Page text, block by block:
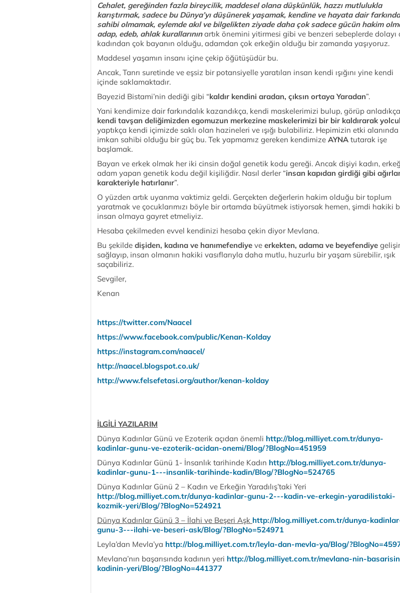
Cehalet, gereğinden fazla bireycilik, maddesel olana düşkünlük, hazzı mutlulukla
karıştırmak, sadece bu Dünya’yı düşünerek yaşamak, kendine ve hayata dair
sahibi olmamak, eylemde akıl ve bilgelikten ziyade daha çok sadece gücün hakim
adap, edeb, ahlak kurallarınınartık önemini yitirmesi gibi ve benzeri sebeplerde dolayı
kadından çok bayanın olduğu, adamdan çok erkeğin olduğu bir zamanda yaşıyoruz.
Maddesel yaşamın insanı içine çekip öğütüşüdür bu.
Ancak, Tanrı suretinde ve eşsiz bir potansiyelle yaratılan insan kendi ışığını yine kendi
içinde saklamaktadır.
Bayezid Bistami’nin dediği gibi “kaldır kendini aradan, çıksın ortaya Yaradan”.
Yani kendimize dair farkındalık kazandıkça, kendi maskelerimizi bulup, görüp
kendi tavşan deliğimizden egomuzun merkezine maskelerimizi bir bir kaldırarak
yaptıkça kendi içimizde saklı olan hazineleri ve ışığı bulabiliriz. Hepimizin etki
imkan sahibi olduğu bir güç bu. Tek yapmamız gereken kendimize AYNA tutarak işe
başlamak.
Bayan ve erkek olmak her iki cinsin doğal genetik kodu gereği. Ancak dişiyi kadın,
adam yapan genetik kodu değil kişiliğdir. Nasıl derler “insan kapıdan girdiği gibi
karakteriyle hatırlanır”.
O yüzden artık uyanma vaktimiz geldi. Gerçekten değerlerin hakim olduğu bir toplum
yaratmak ve çocuklarımızı böyle bir ortamda büyütmek istiyorsak hemen, şimdi hakiki
insan olmaya gayret etmeliyiz.
Hesaba çekilmeden evvel kendinizi hesaba çekin diyor Mevlana.
Bu şekilde dişiden, kadına ve hanımefendiye ve erkekten, adama ve beyefendiye
sağlayıp, insan olmanın hakiki vasıflarıyla daha mutlu, huzurlu bir yaşam sürebilir, ışık
saçabiliriz.
Sevgiler,
Kenan
https://twitter.com/Naacel
https://www.facebook.com/public/Kenan-Kolday
https://instagram.com/naacel/
http://naacel.blogspot.co.uk/
http://www.felsefetasi.org/author/kenan-kolday
İLGİLİ YAZILARIM
Dünya Kadınlar Günü ve Ezoterik açıdan önemli http://blog.milliyet.com.tr/dunya-
kadinlar-gunu-ve-ezoterik-acidan-onemi/Blog/?BlogNo=451959
Dünya Kadınlar Günü 1- İnsanlık tarihinde Kadın http://blog.milliyet.com.tr/dunya-
kadinlar-gunu-1---insanlik-tarihinde-kadin/Blog/?BlogNo=524765
Dünya Kadınlar Günü 2 – Kadın ve Erkeğin Yaradılış’taki Yeri
http://blog.milliyet.com.tr/dunya-kadinlar-gunu-2---kadin-ve-erkegin-yaradilistaki-
kozmik-yeri/Blog/?BlogNo=524921
Dünya Kadınlar Günü 3 – İlahi ve Beşeri Aşk http://blog.milliyet.com.tr/dunya-
gunu-3---ilahi-ve-beseri-ask/Blog/?BlogNo=524971
Leyla’dan Mevla’ya http://blog.milliyet.com.tr/leyla-dan-mevla-ya/Blog/
Mevlana’nın başarısında kadının yeri http://blog.milliyet.com.tr/mevlana-nin-
kadinin-yeri/Blog/?BlogNo=441377